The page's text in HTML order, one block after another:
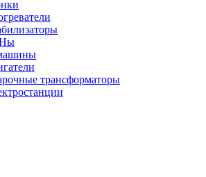
трансформаторы